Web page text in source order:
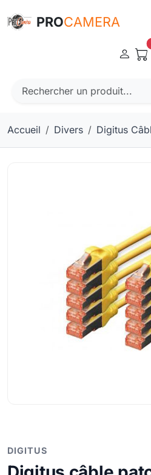
PROCAMERA
Accueil Divers Digitus
DIGITUS